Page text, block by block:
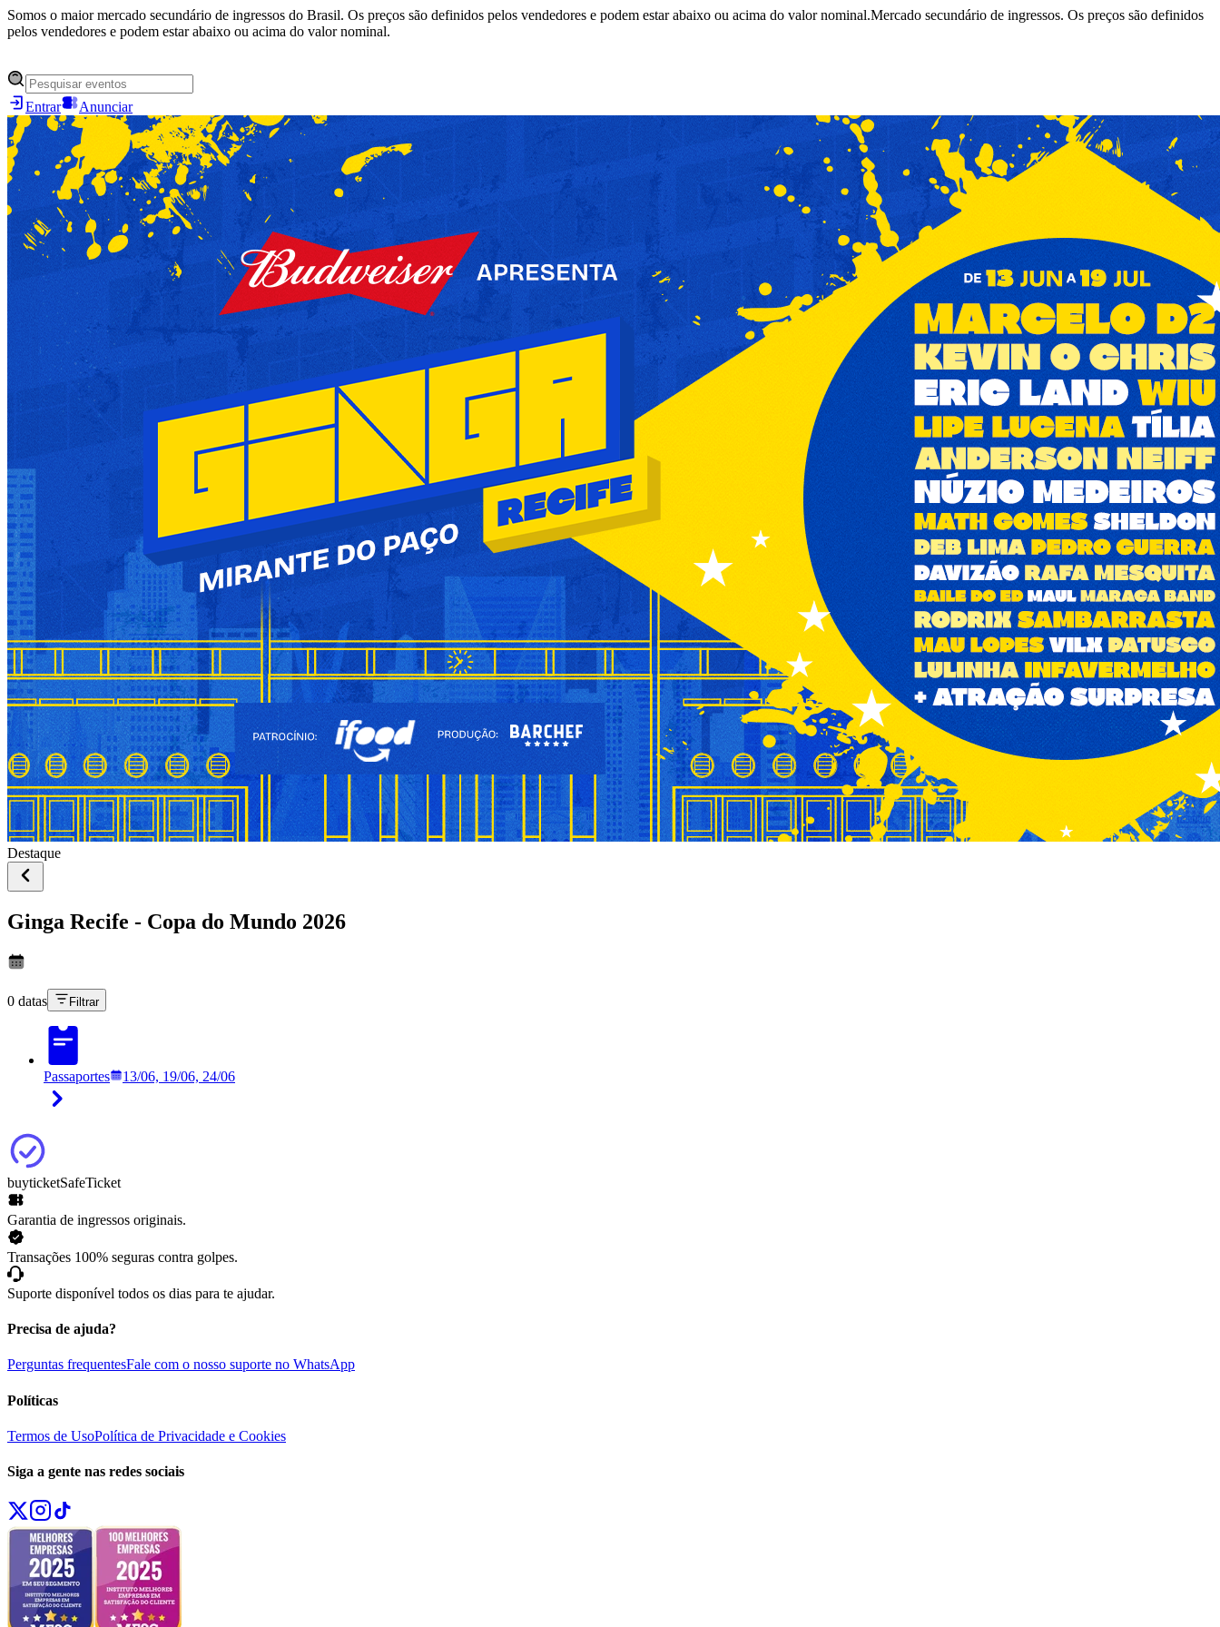
Somos o maior mercado secundário de ingressos do Brasil. Os preços são definidos pelos vendedores e podem estar abaixo ou acima do valor nominal.Mercado secundário de ingressos. Os preços são definidos
pelos vendedores e podem estar abaixo ou acima do valor nominal.
Entrar Anunciar
Destaque
Ginga Recife - Copa do Mundo 2026
0 datas Filtrar
Passaportes 13/06, 19/06, 24/06
buyticketSafeTicket
Garantia de ingressos originais.
Transações 100% seguras contra golpes.
Suporte disponível todos os dias para te ajudar.
Precisa de ajuda?
Perguntas frequentesFale com o nosso suporte no WhatsApp
Políticas
Termos de UsoPolítica de Privacidade e Cookies
Siga a gente nas redes sociais